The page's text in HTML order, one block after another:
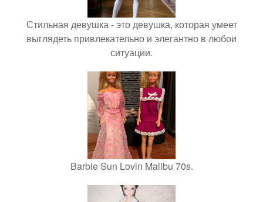
Стильная девушка - это девушка, которая умеет
выглядеть привлекательно и элегантно в любои
ситуации.
Barbie Sun Lovin Malibu 70s.